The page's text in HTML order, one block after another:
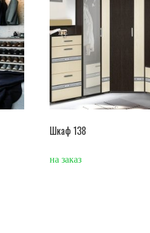
Шкаф 138
на заказ